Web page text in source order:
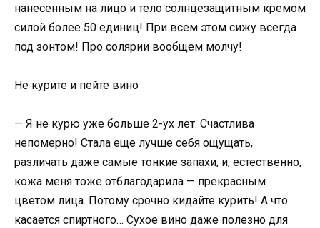
нанесенным на лицо и тело солнцезащитным кремом
силой более 50 единиц! При всем этом сижу всегда
под зонтом! Про солярии вообщем молчу!
Не курите и пейте вино
— Я не курю уже больше 2-ух лет. Счастлива
непомерно! Стала еще лучше себя ощущать,
различать даже самые тонкие запахи, и, естественно,
кожа меня тоже отблагодарила — прекрасным
цветом лица. Потому срочно кидайте курить! А что
касается спиртного… Сухое вино даже полезно для